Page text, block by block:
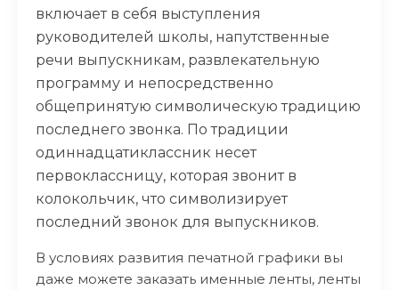
включает в себя выступления
руководителей школы, напутственные
речи выпускникам, развлекательную
программу и непосредственно
общепринятую символическую традицию
последнего звонка. По традиции
одиннадцатиклассник несет
первоклассницу, которая звонит в
колокольчик, что символизирует
последний звонок для выпускников.
В условиях развития печатной графики вы
даже можете заказать именные ленты, ленты